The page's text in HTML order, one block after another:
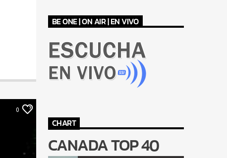
0
BE ONE | ON AIR | EN VIVO
CHART
CANADA TOP 40